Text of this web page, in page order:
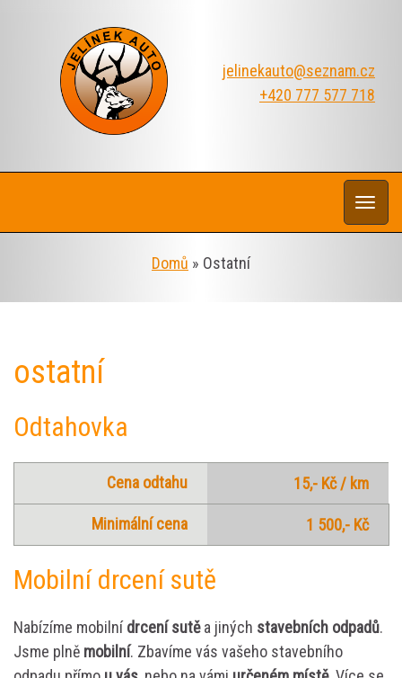
jelinekauto@seznam.cz
+420 777 577 718
Domů » Ostatní
ostatní
Odtahovka
Cena odtahu 15,- Kč / km
Minimální cena 1 500,- Kč
Mobilní drcení sutě
Nabízíme mobilnídrcení sutěa jiných stavebních odpadů.
Jsme plně mobilní. Zbavíme vás vašeho stavebního